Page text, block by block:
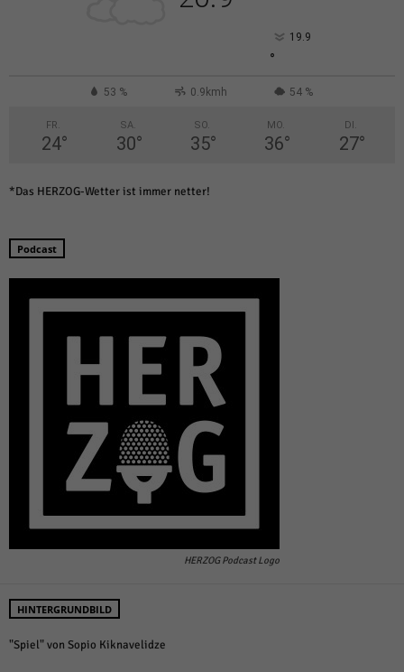
19.9
°
53 % 0.9kmh 54 %
FR.
24°
SA.
30°
SO.
35°
MO.
36°
DI.
27°
*Das HERZOG-Wetter ist immer netter!
Podcast
HERZOG Podcast Logo
HINTERGRUNDBILD
"Spiel" von Sopio Kiknavelidze